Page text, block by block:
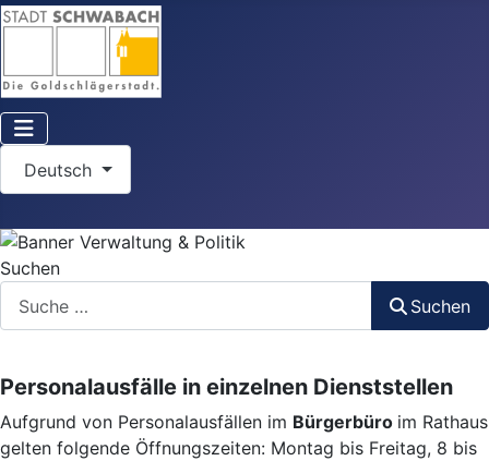
Deutsch
Suchen
Suchen
Personalausfälle in einzelnen Dienststellen
Aufgrund von Personalausfällen im Bürgerbüro im Rathaus
gelten folgende Öffnungszeiten: Montag bis Freitag, 8 bis